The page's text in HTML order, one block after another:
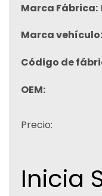
Marca Fábrica:
Marca vehículo:
Código de
OEM:
Precio:
Inicia